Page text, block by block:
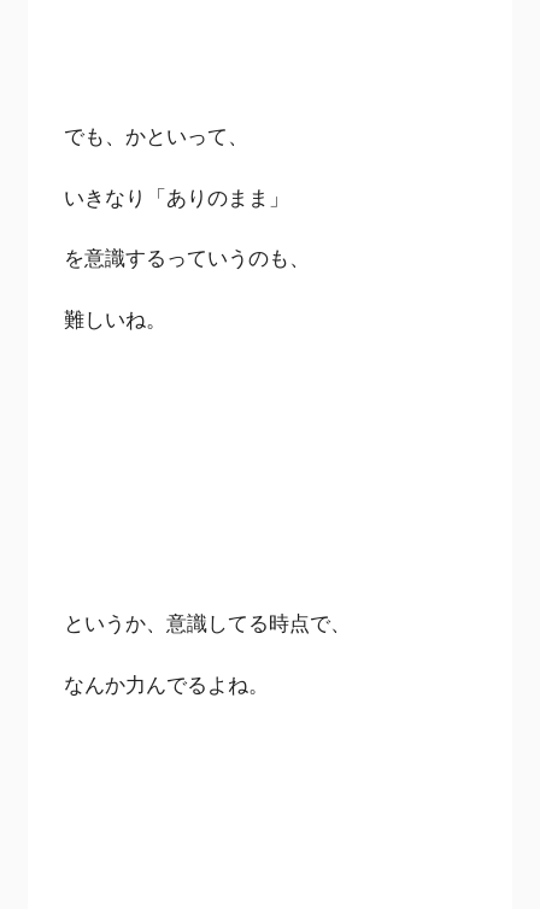
でも、かといって、
いきなり「ありのまま」
を意識するっていうのも、
難しいね。
というか、意識してる時点で、
なんか力んでるよね。